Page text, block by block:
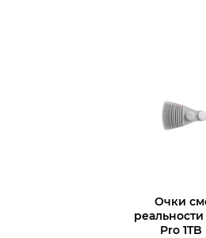
Очки
Pro